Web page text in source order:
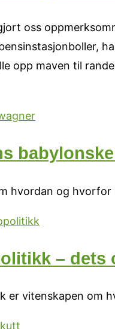
oss
opp maven til
hvordan og hvorfor
– dets
er vitenskapen om